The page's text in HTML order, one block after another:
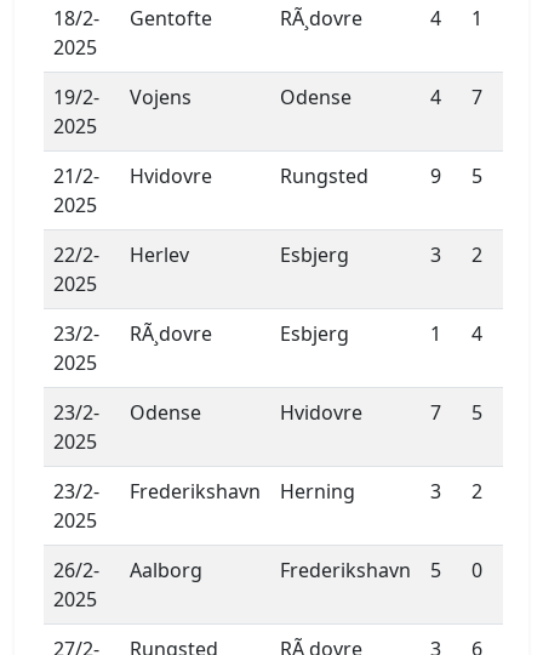
18/2-
2025
Gentofte RÃ¸dovre 4 1
19/2-
2025
Vojens Odense 4 7
21/2-
2025
Hvidovre Rungsted 9 5
22/2-
2025
Herlev Esbjerg 3 2
23/2-
2025
RÃ¸dovre Esbjerg 1 4
23/2-
2025
Odense Hvidovre 7 5
23/2-
2025
Frederikshavn Herning 3 2
26/2-
2025
Aalborg Frederikshavn 5 0
27/2-
Rungsted RÃ¸dovre 3 6